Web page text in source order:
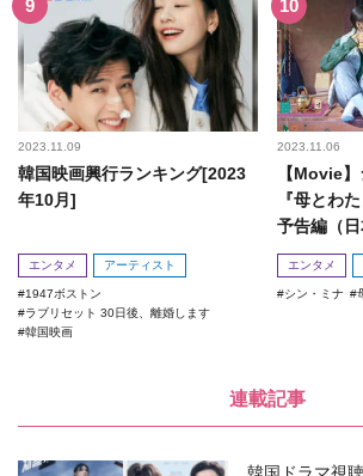
2023.11.09
韓国映画興行ランキング[2023
年10月]
エンタメ アーティスト
1947ボストン
ラブリセット 30日後、離婚します
韓国映画
2023.11.06
【Movie
『母とわ
予告編（日
エンタメ
シン・ミナ
連載記事